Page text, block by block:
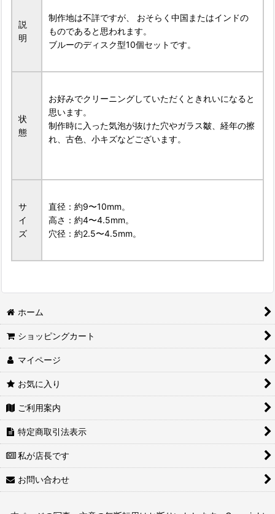
説
明
制作地は不詳ですが、 おそらく中国またはインドの
ものであると思われます。
ブルーのディスク型10個セットです。
状
態
お好みでクリーニングしていただくときれいになると
思います。
制作時に入った気泡が抜けた穴やガラス皺、経年の擦
れ、古色、小キズなどございます。
サ
イ
ズ
直径：約9〜10mm。
高さ：約4〜4.5mm。
穴径：約2.5〜4.5mm。
ホーム
ショッピングカート
マイページ
お気に入り
ご利用案内
特定商取引法表示
私が店長です
お問い合わせ